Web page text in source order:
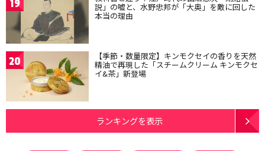
19 説」の嘘と、水野忠邦が「大奥」を敵に回した
本当の理由
20 【季節・数量限定】キンモクセイの香りを天然
精油で再現した「スチームクリーム キンモクセ
イ&茶」新登場
ランキングを表示